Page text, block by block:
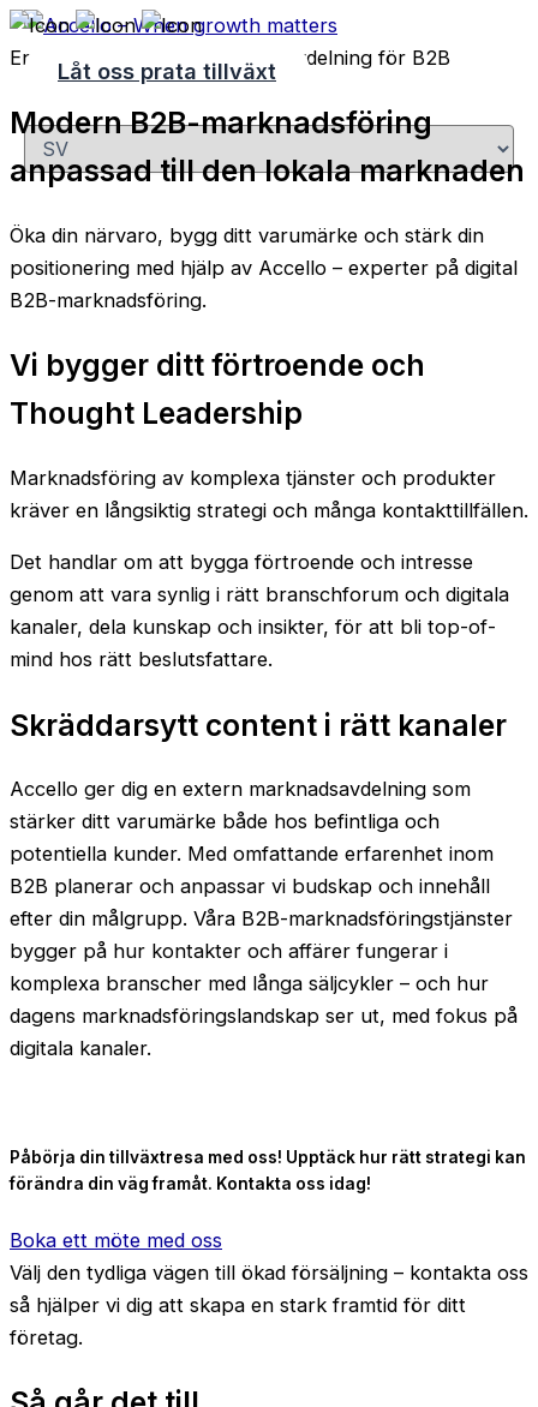
Hoppa
till
innehåll
Låt oss prata tillväxt
Välj
språk
En komplett extern marknadsavdelning för B2B
Modern B2B-marknadsföring
anpassad till den lokala marknaden
Öka din närvaro, bygg ditt varumärke och stärk din
positionering med hjälp av Accello – experter på digital
B2B-marknadsföring.
Vi bygger ditt förtroende och
Thought Leadership
Marknadsföring av komplexa tjänster och produkter
kräver en långsiktig strategi och många kontakttillfällen.
Det handlar om att bygga förtroende och intresse
genom att vara synlig i rätt branschforum och digitala
kanaler, dela kunskap och insikter, för att bli top-of-
mind hos rätt beslutsfattare.
Skräddarsytt content i rätt kanaler
Accello ger dig en extern marknadsavdelning som
stärker ditt varumärke både hos befintliga och
potentiella kunder. Med omfattande erfarenhet inom
B2B planerar och anpassar vi budskap och innehåll
efter din målgrupp. Våra B2B-marknadsföringstjänster
bygger på hur kontakter och affärer fungerar i
komplexa branscher med långa säljcykler – och hur
dagens marknadsföringslandskap ser ut, med fokus på
digitala kanaler.
Påbörja din tillväxtresa med oss! Upptäck hur rätt strategi kan
förändra din väg framåt. Kontakta oss idag!
Boka ett möte med oss
Välj den tydliga vägen till ökad försäljning – kontakta oss
så hjälper vi dig att skapa en stark framtid för ditt
företag.